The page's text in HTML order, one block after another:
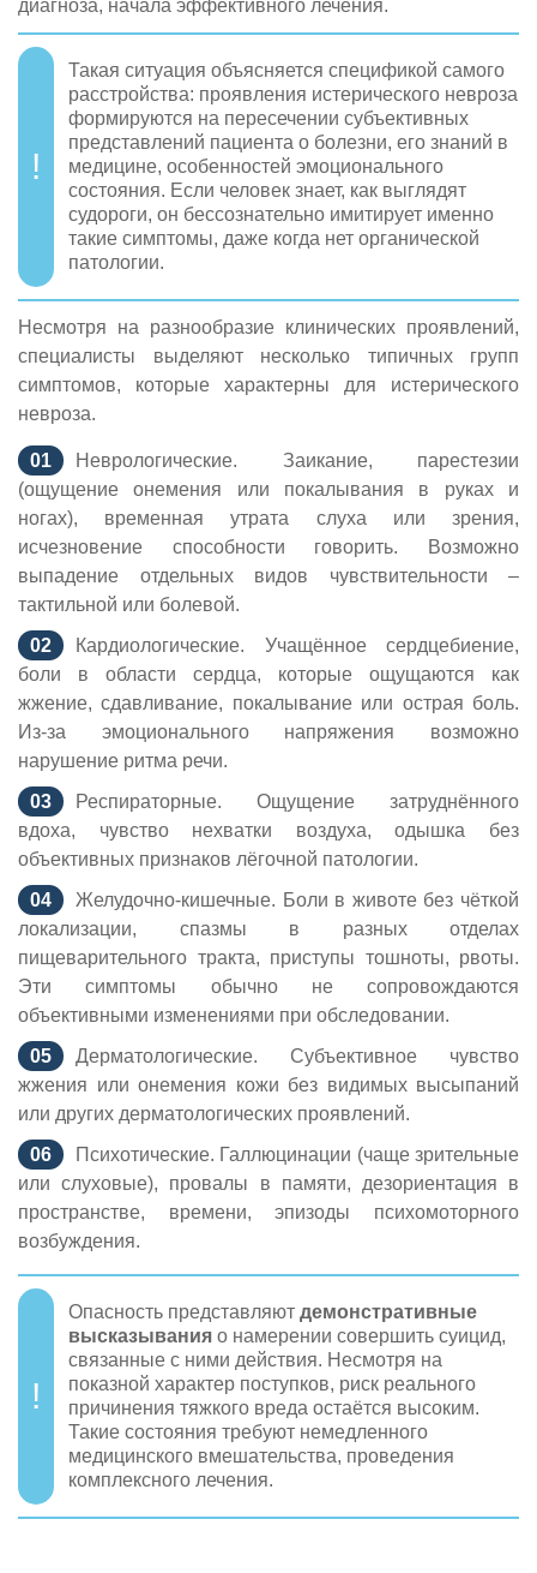
диагноза, начала эффективного лечения.
Такая ситуация объясняется спецификой самого
расстройства: проявления истерического невроза
формируются на пересечении субъективных
представлений пациента о болезни, его знаний в
медицине, особенностей эмоционального
состояния. Если человек знает, как выглядят
судороги, он бессознательно имитирует именно
такие симптомы, даже когда нет органической
патологии.
Несмотря на разнообразие клинических проявлений,
специалисты выделяют несколько типичных групп
симптомов, которые характерны для истерического
невроза.
Неврологические. Заикание, парестезии
(ощущение онемения или покалывания в руках и
ногах), временная утрата слуха или зрения,
исчезновение способности говорить. Возможно
выпадение отдельных видов чувствительности –
тактильной или болевой.
Кардиологические. Учащённое сердцебиение,
боли в области сердца, которые ощущаются как
жжение, сдавливание, покалывание или острая боль.
Из-за эмоционального напряжения возможно
нарушение ритма речи.
Респираторные. Ощущение затруднённого
вдоха, чувство нехватки воздуха, одышка без
объективных признаков лёгочной патологии.
Желудочно-кишечные. Боли в животе без чёткой
локализации, спазмы в разных отделах
пищеварительного тракта, приступы тошноты, рвоты.
Эти симптомы обычно не сопровождаются
объективными изменениями при обследовании.
Дерматологические. Субъективное чувство
жжения или онемения кожи без видимых высыпаний
или других дерматологических проявлений.
Психотические. Галлюцинации (чаще зрительные
или слуховые), провалы в памяти, дезориентация в
пространстве, времени, эпизоды психомоторного
возбуждения.
Опасность представляют демонстративные
высказывания о намерении совершить суицид,
связанные с ними действия. Несмотря на
показной характер поступков, риск реального
причинения тяжкого вреда остаётся высоким.
Такие состояния требуют немедленного
медицинского вмешательства, проведения
комплексного лечения.